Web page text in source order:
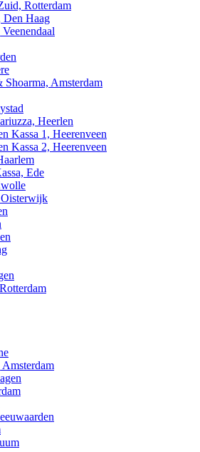
Rotterdam
Den Haag
Amsterdam
Heerlen
Kassa 1, Heerenveen
Kassa 2, Heerenveen
Ede
Oisterwijk